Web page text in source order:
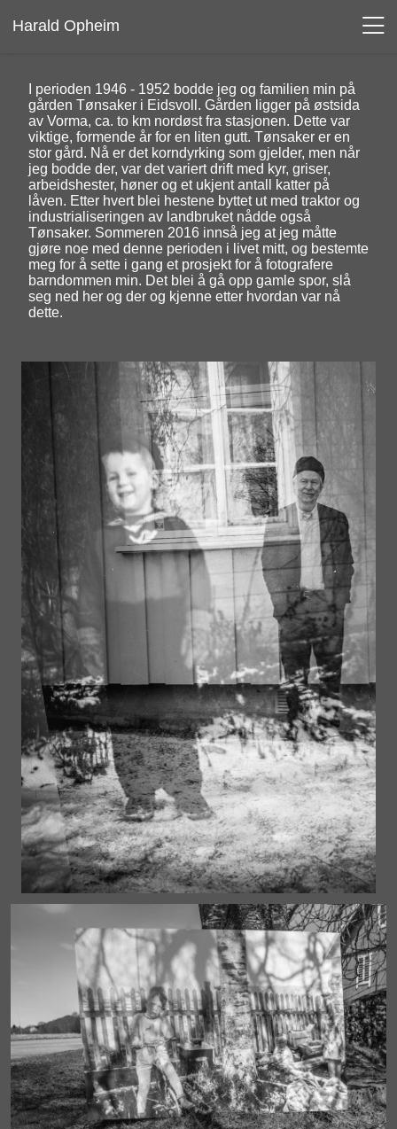
Harald Opheim
I perioden 1946 - 1952 bodde jeg og familien min på
gården Tønsaker i Eidsvoll. Gården ligger på østsida
av Vorma, ca. to km nordøst fra stasjonen. Dette var
viktige, formende år for en liten gutt. Tønsaker er en
stor gård. Nå er det korndyrking som gjelder, men når
jeg bodde der, var det variert drift med kyr, griser,
arbeidshester, høner og et ukjent antall katter på
låven. Etter hvert blei hestene byttet ut med traktor og
industrialiseringen av landbruket nådde også
Tønsaker. Sommeren 2016 innså jeg at jeg måtte
gjøre noe med denne perioden i livet mitt, og bestemte
meg for å sette i gang et prosjekt for å fotografere
barndommen min. Det blei å gå opp gamle spor, slå
seg ned her og der og kjenne etter hvordan var nå
dette.